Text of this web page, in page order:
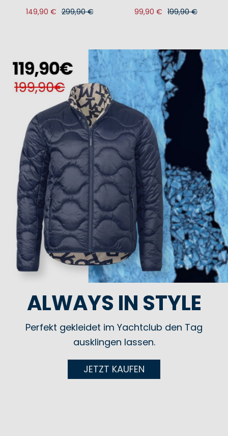
149,90 € 299,90 € 99,90 € 199,90 €
ALWAYS IN STYLE
Perfekt gekleidet im Yachtclub den Tag
ausklingen lassen.
JETZT KAUFEN